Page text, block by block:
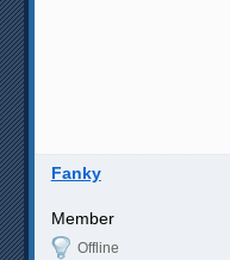
Fanky
Member
Offline